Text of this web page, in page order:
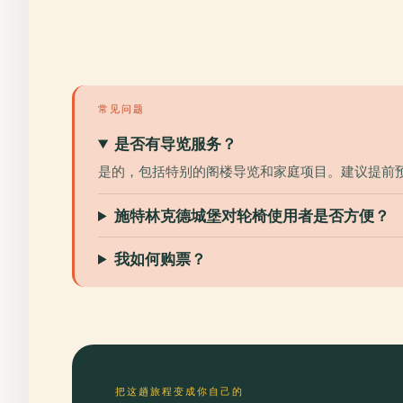
常见问题
是否有导览服务？
是的，包括特别的阁楼导览和家庭项目。建议提前
施特林克德城堡对轮椅使用者是否方便？
我如何购票？
把这趟旅程变成你自己的